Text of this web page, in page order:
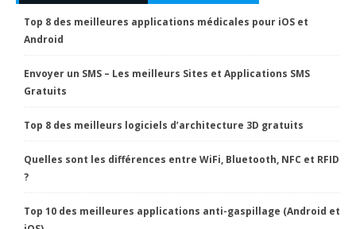
Top 8 des meilleures applications médicales pour iOS et
Android
Envoyer un SMS – Les meilleurs Sites et Applications SMS
Gratuits
Top 8 des meilleurs logiciels d’architecture 3D gratuits
Quelles sont les différences entre WiFi, Bluetooth, NFC et RFID
?
Top 10 des meilleures applications anti-gaspillage (Android et